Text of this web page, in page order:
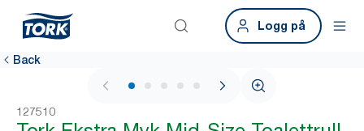
Logg på
Back
1 / 5
127510